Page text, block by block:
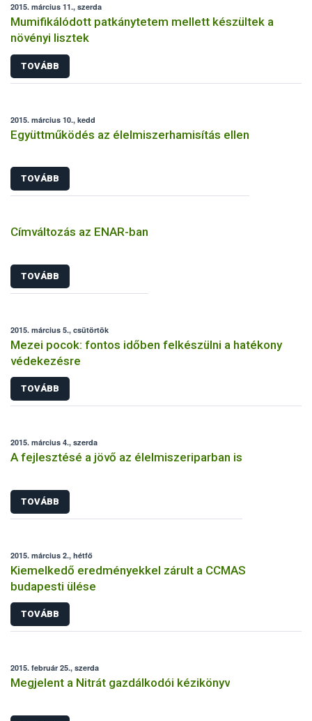
2015. március 11., szerda
Mumifikálódott patkánytetem mellett készültek a
növényi lisztek
TOVÁBB
2015. március 10., kedd
Együttműködés az élelmiszerhamisítás ellen
TOVÁBB
Címváltozás az ENAR-ban
TOVÁBB
2015. március 5., csütörtök
Mezei pocok: fontos időben felkészülni a hatékony
védekezésre
TOVÁBB
2015. március 4., szerda
A fejlesztésé a jövő az élelmiszeriparban is
TOVÁBB
2015. március 2., hétfő
Kiemelkedő eredményekkel zárult a CCMAS
budapesti ülése
TOVÁBB
2015. február 25., szerda
Megjelent a Nitrát gazdálkodói kézikönyv